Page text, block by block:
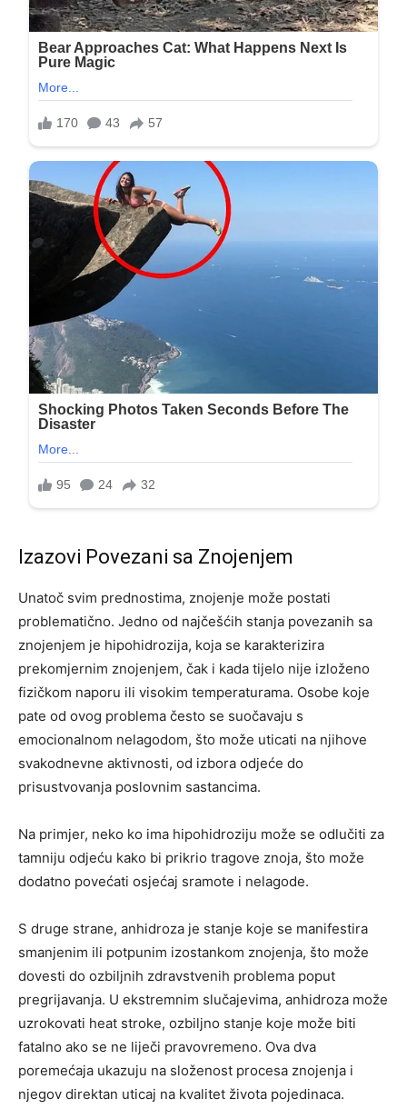
Izazovi Povezani sa Znojenjem
Unatoč svim prednostima, znojenje može postati
problematično. Jedno od najčešćih stanja povezanih sa
znojenjem je hipohidrozija, koja se karakterizira
prekomjernim znojenjem, čak i kada tijelo nije izloženo
fizičkom naporu ili visokim temperaturama. Osobe koje
pate od ovog problema često se suočavaju s
emocionalnom nelagodom, što može uticati na njihove
svakodnevne aktivnosti, od izbora odjeće do
prisustvovanja poslovnim sastancima.
Na primjer, neko ko ima hipohidroziju može se odlučiti za
tamniju odjeću kako bi prikrio tragove znoja, što može
dodatno povećati osjećaj sramote i nelagode.
S druge strane, anhidroza je stanje koje se manifestira
smanjenim ili potpunim izostankom znojenja, što može
dovesti do ozbiljnih zdravstvenih problema poput
pregrijavanja. U ekstremnim slučajevima, anhidroza može
uzrokovati heat stroke, ozbiljno stanje koje može biti
fatalno ako se ne liječi pravovremeno. Ova dva
poremećaja ukazuju na složenost procesa znojenja i
njegov direktan uticaj na kvalitet života pojedinaca.